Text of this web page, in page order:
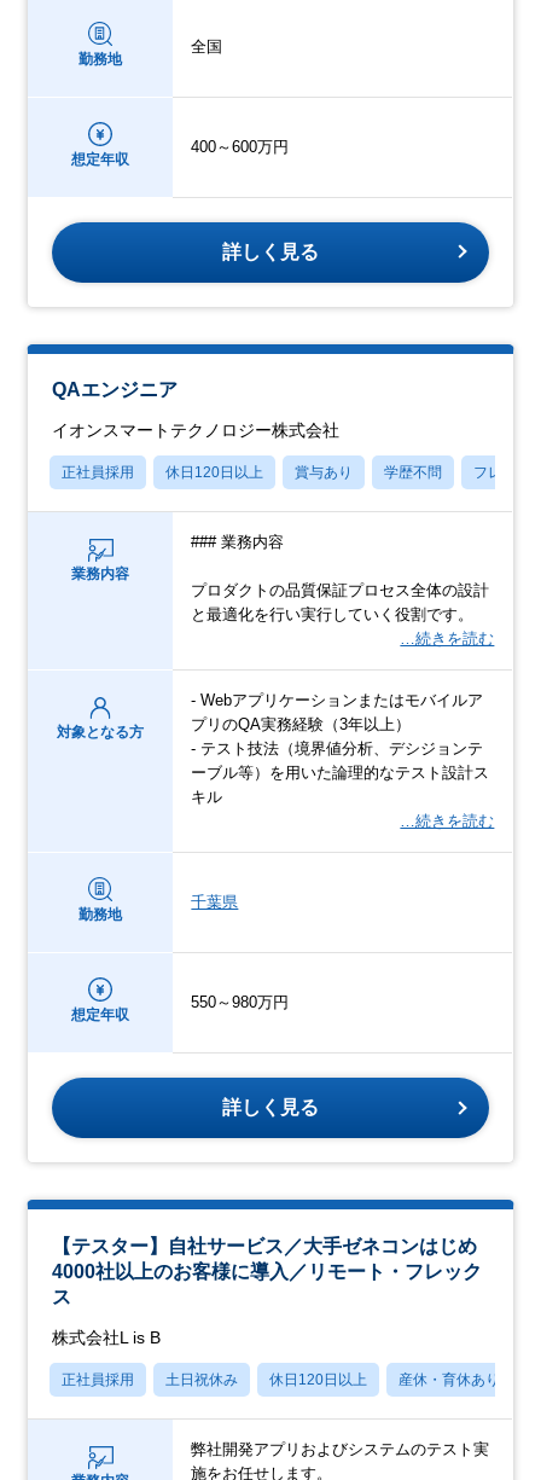
勤務地
全国
想定年収
400～600万円
詳しく見る
QAエンジニア
イオンスマートテクノロジー株式会社
正社員採用 休日120日以上 賞与あり 学歴不問 フレック
業務内容
### 業務内容
プロダクトの品質保証プロセス全体の設計
と最適化を⾏い実⾏していく役割です。
…続きを読む
対象となる方
- Webアプリケーションまたはモバイルア
プリのQA実務経験（3年以上）
- テスト技法（境界値分析、デシジョンテ
ーブル等）を用いた論理的なテスト設計ス
キル
…続きを読む
勤務地
千葉県
想定年収
550～980万円
詳しく見る
【テスター】自社サービス／大手ゼネコンはじめ
4000社以上のお客様に導入／リモート・フレック
ス
株式会社L is B
正社員採用 土日祝休み 休日120日以上 産休・育休あり
弊社開発アプリおよびシステムのテスト実
施をお任せします。